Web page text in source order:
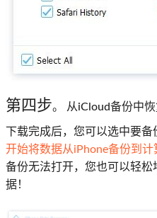
第四步。 从iCloud备份中
下载完成后，您可以选中要
开始将数据从iPhone备份到计
备份无法打开，您也可以轻
据！